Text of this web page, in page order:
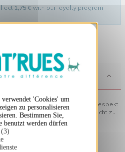
verwendet 'Cookies' um
zu personalisieren
Bestimmen Sie,
benutzt werden dürfen
(3)
1,75 € with our loyalty program.
aus Bio-Baumwolle, die mit Respekt
hergestellt wurde... nicht zu
Ihrer Kleidung noch mehr